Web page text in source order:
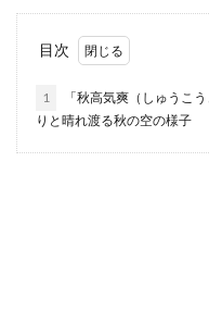
目次
1
「秋高気爽（しゅうこ
りと晴れ渡る秋の空の様子